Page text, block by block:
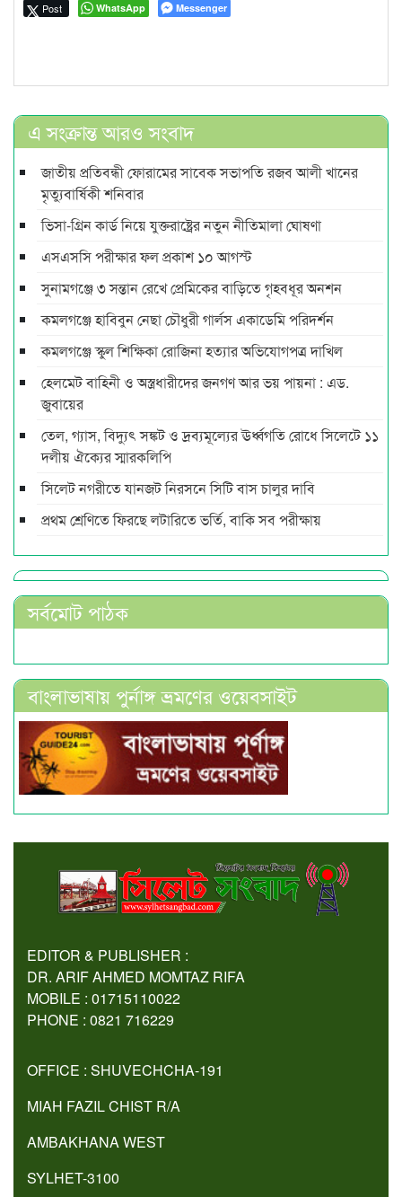
Post WhatsApp Messenger
এ সংক্রান্ত আরও সংবাদ
জাতীয় প্রতিবন্ধী ফোরামের সাবেক সভাপতি রজব আলী খানের
মৃত্যুবার্ষিকী শনিবার
ভিসা-গ্রিন কার্ড নিয়ে যুক্তরাষ্ট্রের নতুন নীতিমালা ঘোষণা
এসএসসি পরীক্ষার ফল প্রকাশ ১০ আগস্ট
সুনামগঞ্জে ৩ সন্তান রেখে প্রেমিকের বাড়িতে গৃহবধূর অনশন
কমলগঞ্জে হাবিবুন নেছা চৌধুরী গার্লস একাডেমি পরিদর্শন
কমলগঞ্জে স্কুল শিক্ষিকা রোজিনা হত্যার অভিযোগপত্র দাখিল
হেলমেট বাহিনী ও অস্ত্রধারীদের জনগণ আর ভয় পায়না : এড.
জুবায়ের
তেল, গ্যাস, বিদ্যুৎ সঙ্কট ও দ্রব্যমূল্যের ঊর্ধ্বগতি রোধে সিলেটে ১১
দলীয় ঐক্যের স্মারকলিপি
সিলেট নগরীতে যানজট নিরসনে সিটি বাস চালুর দাবি
প্রথম শ্রেণিতে ফিরছে লটারিতে ভর্তি, বাকি সব পরীক্ষায়
সর্বমোট পাঠক
বাংলাভাষায় পুর্নাঙ্গ ভ্রমণের ওয়েবসাইট
EDITOR & PUBLISHER :
DR. ARIF AHMED MOMTAZ RIFA
MOBILE : 01715110022
PHONE : 0821 716229
OFFICE : SHUVECHCHA-191
MIAH FAZIL CHIST R/A
AMBAKHANA WEST
SYLHET-3100